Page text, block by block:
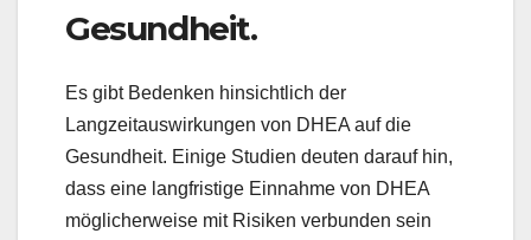
Gesundheit.
Es gibt Bedenken hinsichtlich der
Langzeitauswirkungen von DHEA auf die
Gesundheit. Einige Studien deuten darauf hin,
dass eine langfristige Einnahme von DHEA
möglicherweise mit Risiken verbunden sein